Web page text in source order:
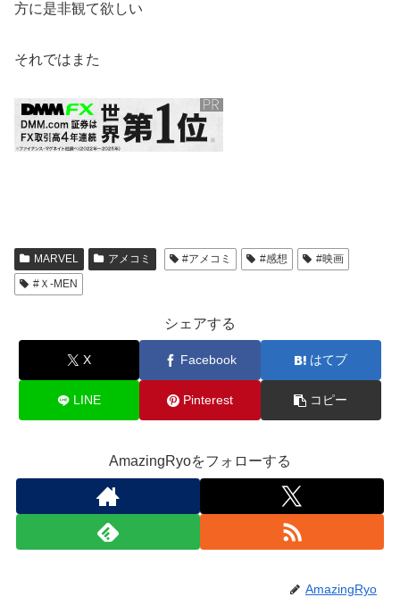
方に是非観て欲しい
それではまた
MARVEL アメコミ #アメコミ #感想
#映画
#Ｘ-MEN
シェアする
X Facebook はてブ
LINE Pinterest コピー
AmazingRyoをフォローする
AmazingRyo